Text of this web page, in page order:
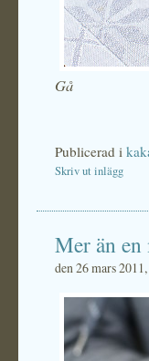
Gå
Publicerad i
Skriv ut inlägg
Mer än en
den 26 mars